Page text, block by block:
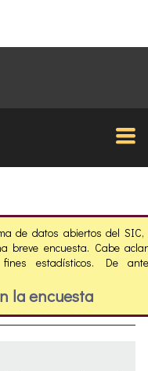
de datos abiertos del SIC,
breve encuesta. Cabe
estadísticos. De
la encuesta